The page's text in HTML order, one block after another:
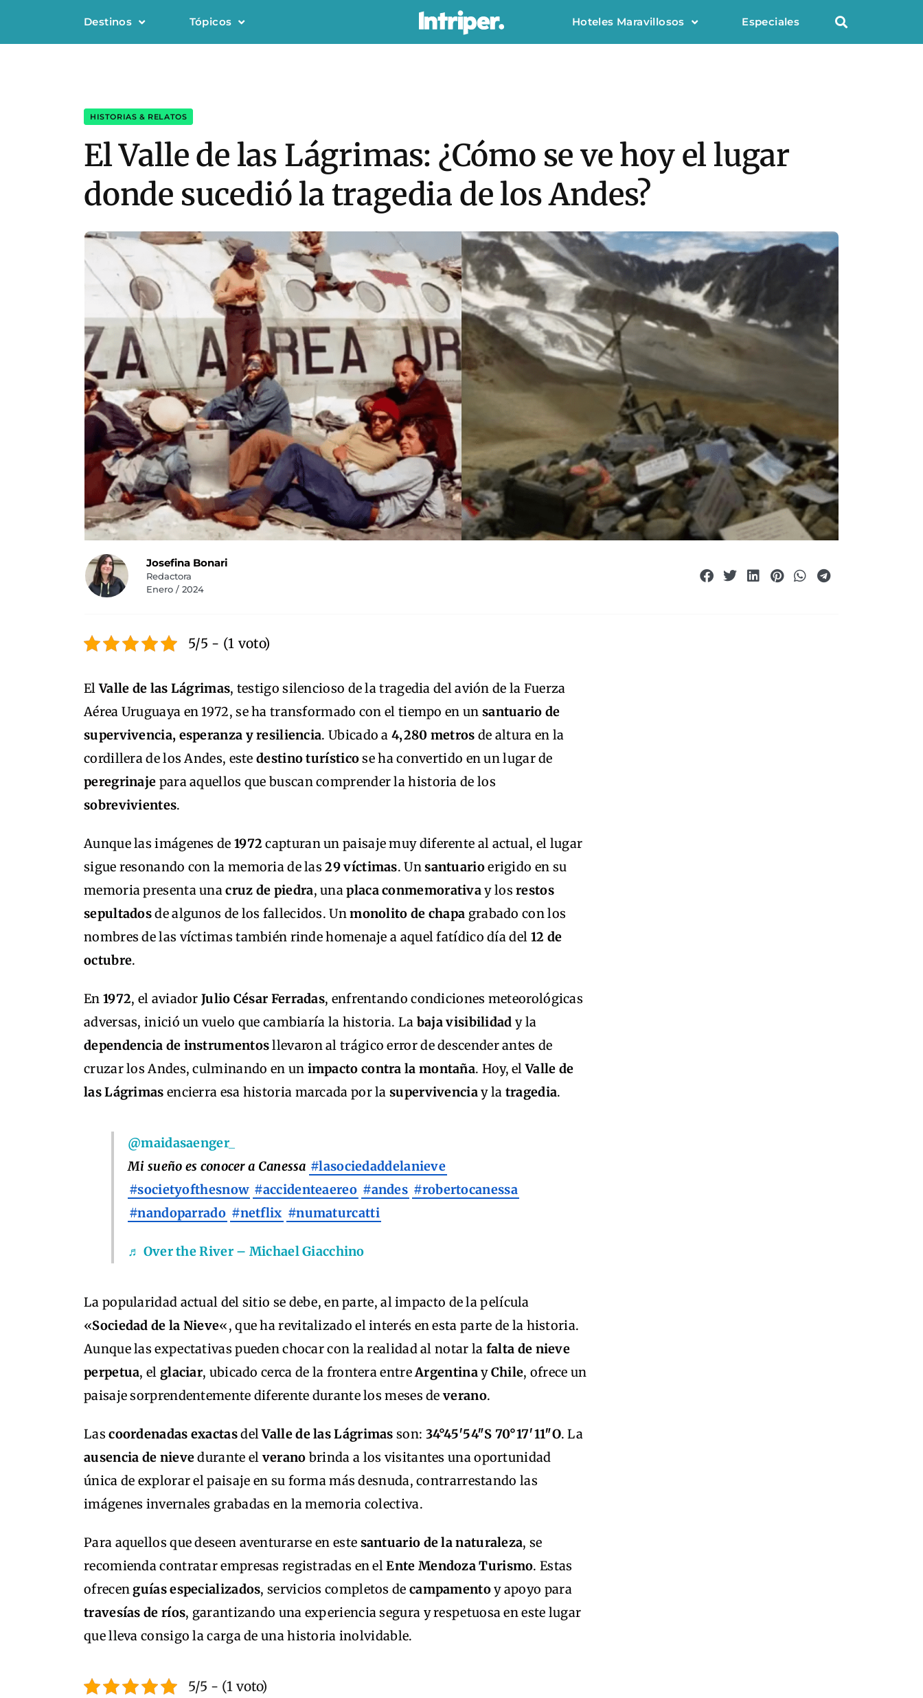
Destinos Tópicos Hoteles Maravillosos Especiales
HISTORIAS & RELATOS
El Valle de las Lágrimas: ¿Cómo se ve hoy el lugar
donde sucedió la tragedia de los Andes?
Josefina Bonari
Redactora
Enero / 2024
5/5 - (1 voto)
ElValle de las Lágrimas, testigo silencioso de la tragedia del avión de la Fuerza
Aérea Uruguaya en 1972, se ha transformado con el tiempo en un santuario de
supervivencia, esperanza y resiliencia. Ubicado a4,280 metros de altura en la
cordillera de los Andes, estedestino turísticose ha convertido en un lugar de
peregrinaje para aquellos que buscan comprender la historia de los
sobrevivientes.
Aunque las imágenes de 1972 capturan un paisaje muy diferente al actual, el lugar
sigue resonando con la memoria de las29 víctimas. Unsantuarioerigido en su
memoria presenta unacruz de piedra, unaplaca conmemorativay losrestos
sepultadosde algunos de los fallecidos. Unmonolito de chapa grabado con los
nombres de las víctimas también rinde homenaje a aquel fatídico día del 12 de
octubre.
En 1972, el aviadorJulio César Ferradas, enfrentando condiciones meteorológicas
adversas, inició un vuelo que cambiaría la historia. La baja visibilidad y la
dependencia de instrumentosllevaron al trágico error de descender antes de
cruzar los Andes, culminando en un impacto contra la montaña. Hoy, elValle de
las Lágrimas encierra esa historia marcada por lasupervivenciay la tragedia.
@maidasaenger_
Mi sueño es conocer a Canessa #lasociedaddelanieve
#societyofthesnow #accidenteaereo #andes #robertocanessa
#nandoparrado #netflix #numaturcatti
♬ Over the River – Michael Giacchino
La popularidad actual del sitio se debe, en parte, al impacto de la película
«Sociedad de la Nieve«, que ha revitalizado el interés en esta parte de la historia.
Aunque las expectativas pueden chocar con la realidad al notar la falta de nieve
perpetua, el glaciar, ubicado cerca de la frontera entreArgentinayChile, ofrece un
paisaje sorprendentemente diferente durante los meses deverano.
Lascoordenadas exactasdelValle de las Lágrimas son: 34°45′54″S 70°17′11″O. La
ausencia de nievedurante el verano brinda a los visitantes una oportunidad
única de explorar el paisaje en su forma más desnuda, contrarrestando las
imágenes invernales grabadas en la memoria colectiva.
Para aquellos que deseen aventurarse en este santuario de la naturaleza, se
recomienda contratar empresas registradas en elEnte Mendoza Turismo. Estas
ofrecenguías especializados, servicios completos de campamentoy apoyo para
travesías de ríos, garantizando una experiencia segura y respetuosa en este lugar
que lleva consigo la carga de una historia inolvidable.
5/5 - (1 voto)